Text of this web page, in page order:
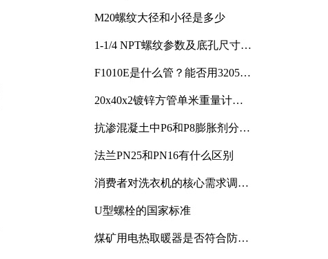
M20螺纹大径和小径是多少
1-1/4 NPT螺纹参数及底孔尺寸详
F1010E是什么管？能否用3205或
20x40x2镀锌方管单米重量计算
抗渗混凝土中P6和P8膨胀剂分别
法兰PN25和PN16有什么区别
消费者对洗衣机的核心需求调研
U型螺栓的国家标准
煤矿用电热取暖器是否符合防爆